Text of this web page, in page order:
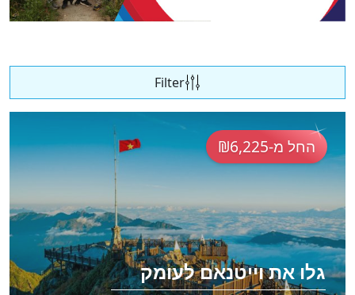
Filter
החל מ-₪6,225
גלו את וייטנאם לעומק